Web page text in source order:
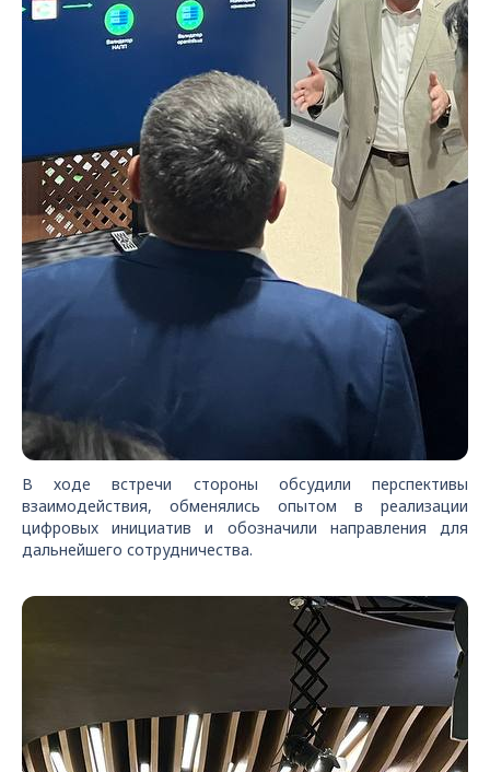
В ходе встречи стороны обсудили перспективы
взаимодействия, обменялись опытом в реализации
цифровых инициатив и обозначили направления для
дальнейшего сотрудничества.